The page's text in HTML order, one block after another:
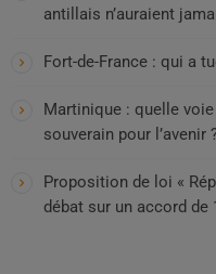
antillais n’auraient
Fort-de-France : qui a
Martinique : quelle
souverain pour l’avenir
Proposition de loi «
débat sur un accord de